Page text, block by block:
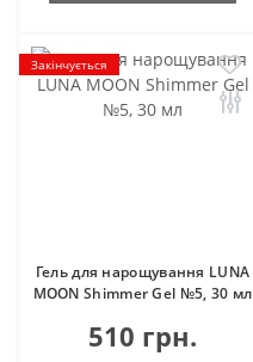
Закінчується
Гель для нарощування LUNA
MOON Shimmer Gel №5, 30 мл
510 грн.